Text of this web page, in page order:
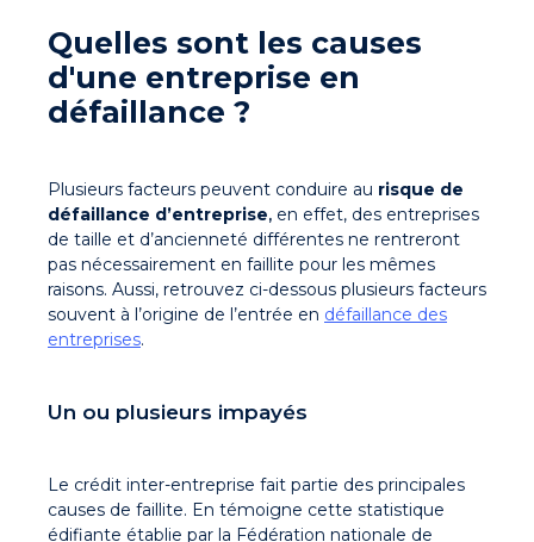
Quelles sont les causes
d'une entreprise en
défaillance ?
Plusieurs facteurs peuvent conduire au risque de
défaillance d’entreprise, en effet, des entreprises
de taille et d’ancienneté différentes ne rentreront
pas nécessairement en faillite pour les mêmes
raisons. Aussi, retrouvez ci-dessous plusieurs facteurs
souvent à l’origine de l’entrée en défaillance des
entreprises.
Un ou plusieurs impayés
Le crédit inter-entreprise fait partie des principales
causes de faillite. En témoigne cette statistique
édifiante établie par la Fédération nationale de